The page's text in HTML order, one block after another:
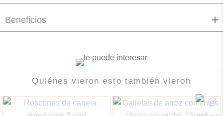
Beneficios
Quiénes vieron esto también vieron